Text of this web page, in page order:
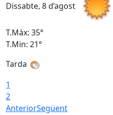
Dissabte, 8 d’agost
T.Màx: 35°
T.Min: 21°
Tarda
1
2
AnteriorSegüent